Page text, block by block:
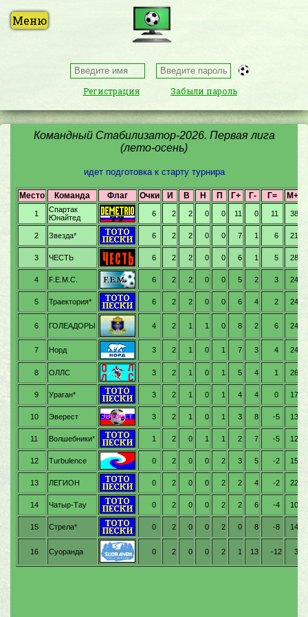
Регистрация Забыли пароль